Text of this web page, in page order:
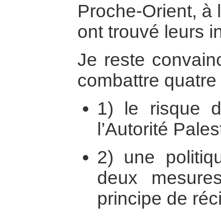
Proche-Orient, à
ont trouvé leurs
Je reste
combattre
1) le risque
l’Autorité
2) une
deux
principe de